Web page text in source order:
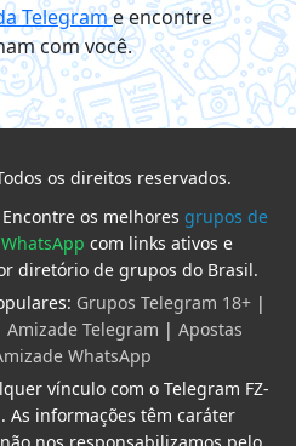
Telegrame encontre
com você.
os direitos reservados.
Encontre os melhores grupos de
com links ativos e
diretório de grupos do Brasil.
Grupos Telegram 18+|
Amizade Telegram | Apostas
WhatsApp
vínculo com o Telegram FZ-
As informações têm caráter